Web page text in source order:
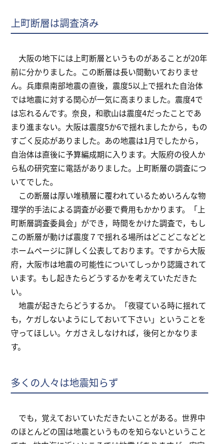
上町断層は調査済み
大阪の地下には上町断層というものがあることが20年
前に分かりました。この断層は長い間動いておりませ
ん。兵庫県南部地震の直後，震度5以上で揺れた自治体
では地震に対する関心が一気に高まりました。震度4で
は忘れるんです。奈良，和歌山は震度4だったことであ
まり進まない。大阪は震度5か6で揺れましたから，もの
すごく反応がありました。あの地震は1月でしたから，
自治体は直後に予算編成期に入ります。大阪府の役人か
ら私の研究室に電話がありました。上町断層の調査につ
いてでした。
この断層は厚い堆積層に覆われているためいろんな物
理学的手法による調査が必要で費用もかかります。「上
町断層調査委員会」ができ，時間をかけた調査で，もし
この断層が動けば震度７で揺れる場所はどこどこなどと
ホームページに詳しく公表しております。ですから大阪
府，大阪市は地震の可能性についてしっかり認識されて
います。もし起きたらどうするかを考えていただきた
い。
地震が起きたらどうするか。「夜寝ている時に揺れて
も，ケガしないようにしておいて下さい」ということを
守ってほしい。ケガさえしなければ，後何とかなりま
す。
多くの人々は地震知らず
でも，覚えておいていただきたいことがある。世界中
のほとんどの国は地震というものを知らないということ